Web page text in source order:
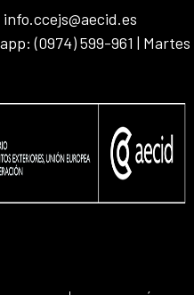
(0974) 599-961 |